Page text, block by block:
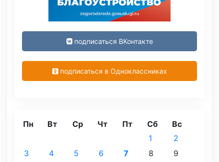
подписаться ВКонтакте
подписаться в Одноклассниках
Пн Вт Ср Чт Пт Сб Вс
1
2
3
4 5 6 7 8
9